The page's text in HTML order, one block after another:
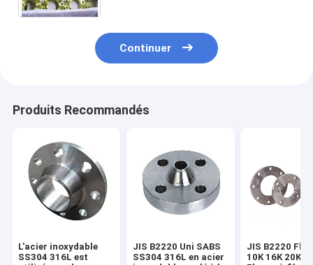
Continuer
Produits Recommandés
L'acier inoxydable
SS304 316L est
JIS B2220 Uni SABS
SS304 316L en acier
JIS B2220
10K 16K 20K